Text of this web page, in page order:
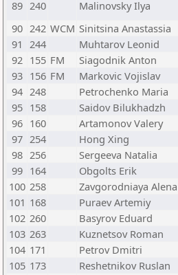
89 240 Malinovsky Ilya
90 242 WCM Sinitsina Anastassia
91 244 Muhtarov Leonid
92 155 FM Siagodnik Anton
93 156 FM Markovic Vojislav
94 248 Petrochenko Maria
95 158 Saidov Bilukhadzh
96 160 Artamonov Valery
97 254 Hong Xing
98 256 Sergeeva Natalia
99 164 Obgolts Erik
100 258 Zavgorodniaya Alena
101 168 Puraev Artemiy
102 260 Basyrov Eduard
103 263 Kuznetsov Roman
104 171 Petrov Dmitri
105 173 Reshetnikov Ruslan